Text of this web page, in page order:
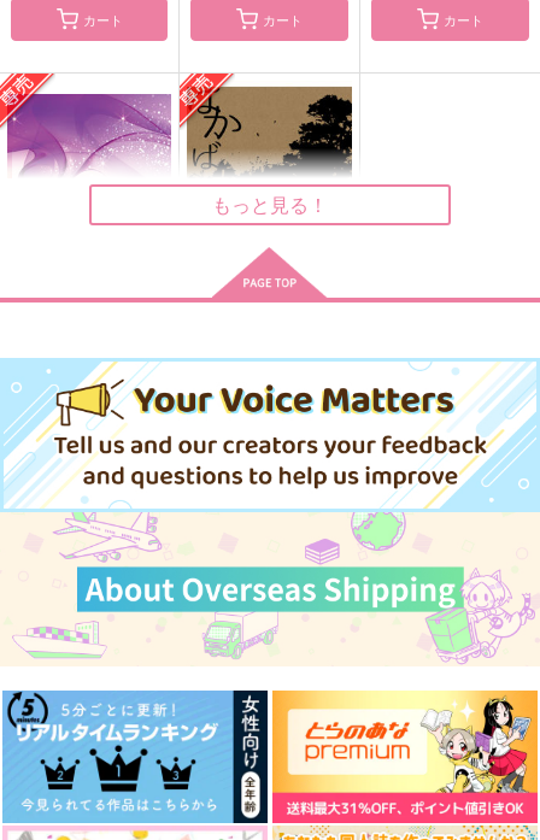
作品詳細 作品詳細 作品詳細
ハピエンルートAorB
マグロ旅館
787円（税込）
アズール×リーチ兄弟
サンプル
作品詳細
みつ。
鈍行ビリア
472円 （税込）
リーチ兄弟×アズール
サンプル
接近禁止令
はらへり。
944円 （税込）
リーチ兄弟×アズール
サンプル
カート カート カート
お化け屋敷
専売 330円 （税込）
その他
アズール×リーチ兄弟
サンプル
カート
扉を開けて
専売 330円（税込）
アズール×リーチ兄弟
もっと見る！